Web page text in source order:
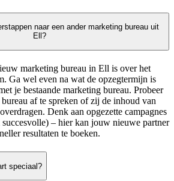
naar een ander marketing bureau uit
Ell?
marketing bureau in Ell is over het
Ga wel even na wat de opzegtermijn is
je bestaande marketing bureau. Probeer
af te spreken of zij de inhoud van
Denk aan opgezette campagnes
succesvolle) – hier kan jouw nieuwe partner
resultaten te boeken.
speciaal?